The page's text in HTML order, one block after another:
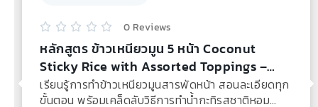
     0 Reviews
หลักสูตร ข้าวเหนียวมูน 5 หน้า Coconut
Sticky Rice with Assorted Toppings –
Dec 2026
เรียนรู้การทำข้าวเหนียวมูนสารพัดหน้า สอนละเอียดทุก
ขั้นตอน พร้อมเคล็ดลับวิธีการทำน้ำกะทิรสชาติหอม